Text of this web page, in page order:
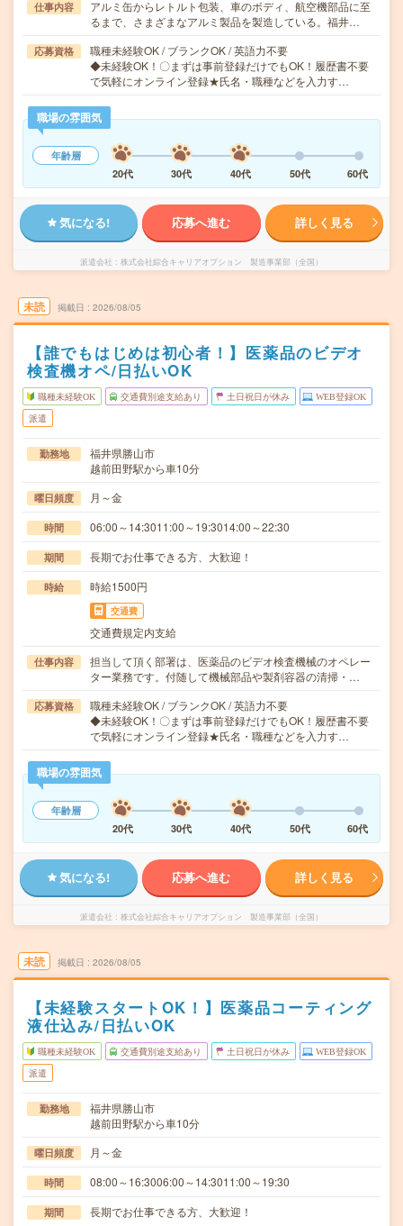
仕事内容
アルミ缶からレトルト包装、車のボディ、航空機部品に至
るまで、さまざまなアルミ製品を製造している。福井…
応募資格
職種未経験OK / ブランクOK / 英語力不要
◆未経験OK！〇まずは事前登録だけでもOK！履歴書不要
で気軽にオンライン登録★氏名・職種などを入力す…
職場の雰囲気
年齢層
20代
30代 40代 50代 60代
気になる! 応募へ進む 詳しく見る
派遣会社 株式会社綜合キャリアオプション 製造事業部（全国）
未読 掲載日 2026/08/05
【誰でもはじめは初心者！】医薬品のビデオ
検査機オペ/日払いOK
職種未経験OK 交通費別途支給あり 土日祝日が休み WEB登録OK
派遣
勤務地
福井県勝山市
越前田野駅から車10分
曜日頻度 月～金
時間 06:00～14:3011:00～19:3014:00～22:30
期間 長期でお仕事できる方、大歓迎！
時給 時給1500円
交通費
交通費規定内支給
仕事内容
担当して頂く部署は、医薬品のビデオ検査機械のオペレー
ター業務です。付随して機械部品や製剤容器の清掃・…
応募資格
職種未経験OK / ブランクOK / 英語力不要
◆未経験OK！〇まずは事前登録だけでもOK！履歴書不要
で気軽にオンライン登録★氏名・職種などを入力す…
職場の雰囲気
年齢層
20代
30代 40代 50代 60代
気になる! 応募へ進む 詳しく見る
派遣会社 株式会社綜合キャリアオプション 製造事業部（全国）
未読 掲載日 2026/08/05
【未経験スタートOK！】医薬品コーティング
液仕込み/日払いOK
職種未経験OK 交通費別途支給あり 土日祝日が休み WEB登録OK
派遣
勤務地
福井県勝山市
越前田野駅から車10分
曜日頻度 月～金
時間 08:00～16:3006:00～14:3011:00～19:30
期間 長期でお仕事できる方、大歓迎！